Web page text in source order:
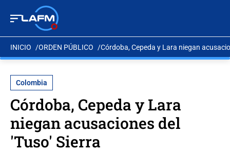
INICIO ORDEN PÚBLICO Córdoba, Cepeda y Lara niegan
Colombia
Córdoba, Cepeda y Lara
niegan acusaciones del
'Tuso' Sierra